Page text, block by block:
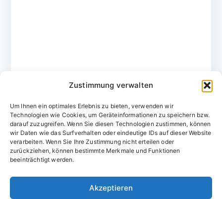
Zustimmung verwalten
Um Ihnen ein optimales Erlebnis zu bieten, verwenden wir
Technologien wie Cookies, um Geräteinformationen zu speichern bzw.
darauf zuzugreifen. Wenn Sie diesen Technologien zustimmen, können
wir Daten wie das Surfverhalten oder eindeutige IDs auf dieser Website
verarbeiten. Wenn Sie Ihre Zustimmung nicht erteilen oder
zurückziehen, können bestimmte Merkmale und Funktionen
beeinträchtigt werden.
Akzeptieren
Domainvergabestelle.de